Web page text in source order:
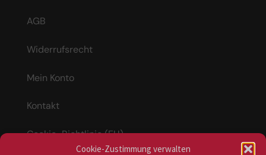
Cookie-Zustimmung verwalten
AGB
Widerrufsrecht
Mein Konto
Kontakt
Cookie-Richtlinie (EU)